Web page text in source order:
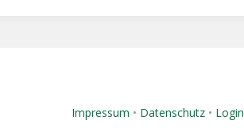
Impressum • Datenschutz• Login